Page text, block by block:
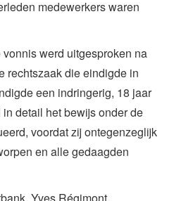
medewerkers waren
werd uitgesproken na
rechtszaak die eindigde in
een indringerig, 18 jaar
detail het bewijs onder de
voordat zij ontegenzeglijk
en alle gedaagden
Yves Régimont,